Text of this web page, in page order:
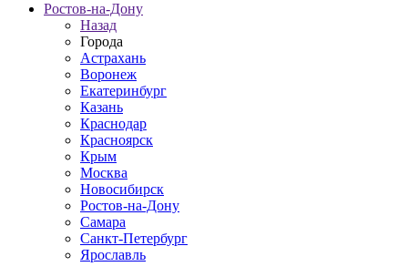
Ростов-на-Дону
Назад
Города
Астрахань
Воронеж
Екатеринбург
Казань
Краснодар
Красноярск
Крым
Москва
Новосибирск
Ростов-на-Дону
Самара
Санкт-Петербург
Ярославль